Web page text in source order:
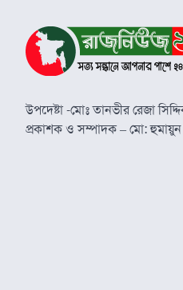
উপদেষ্টা -মোঃ তানভীর রেজা
প্রকাশক ও সম্পাদক – মো: